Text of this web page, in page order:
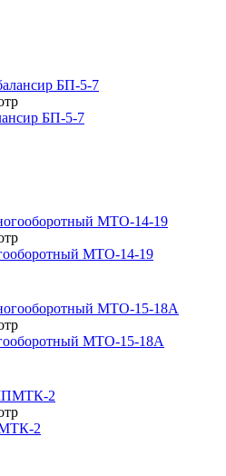
БП-5-7
МТО-14-19
МТО-15-18А
2